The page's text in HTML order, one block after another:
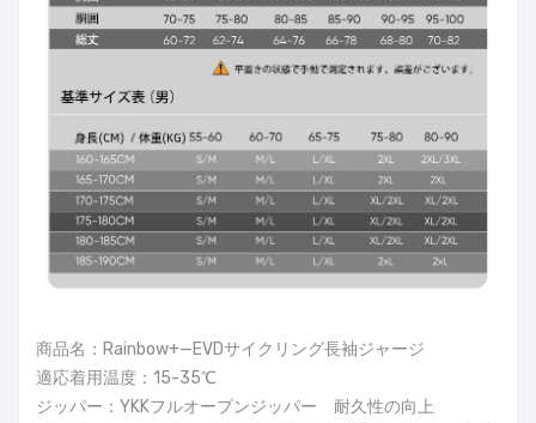
商品名：Rainbow+—EVDサイクリング長袖ジャージ
適応着用温度：15-35℃
ジッパー：YKKフルオープンジッパー 耐久性の向上